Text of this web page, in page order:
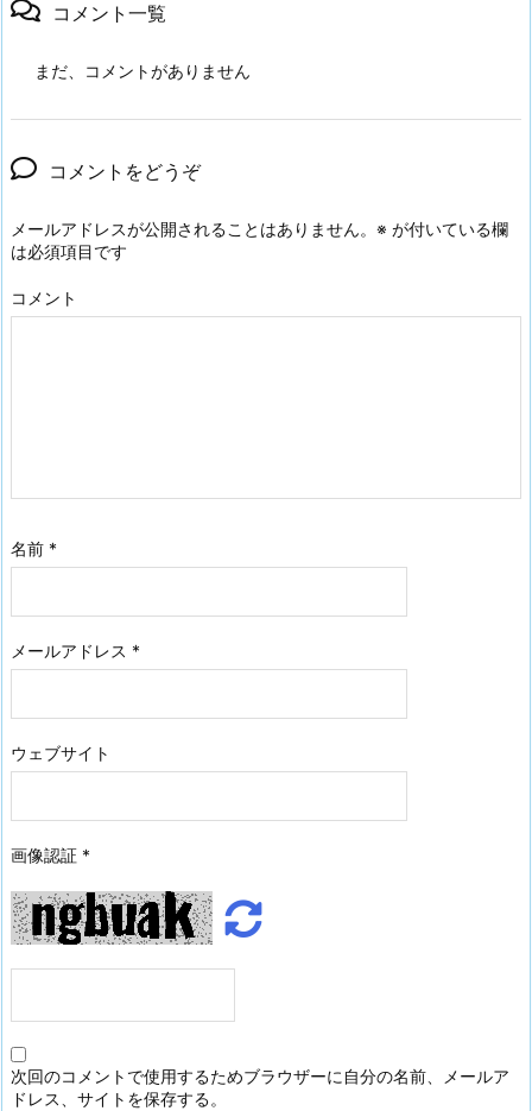
コメント一覧
まだ、コメントがありません
コメントをどうぞ
メールアドレスが公開されることはありません。 ※ が付いている欄
は必須項目です
コメント
名前 *
メールアドレス *
ウェブサイト
画像認証 *
次回のコメントで使用するためブラウザーに自分の名前、メールア
ドレス、サイトを保存する。